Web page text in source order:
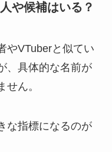
や候補はいる？
やVTuberと似てい
、具体的な名前が
ん。
な指標になるのが